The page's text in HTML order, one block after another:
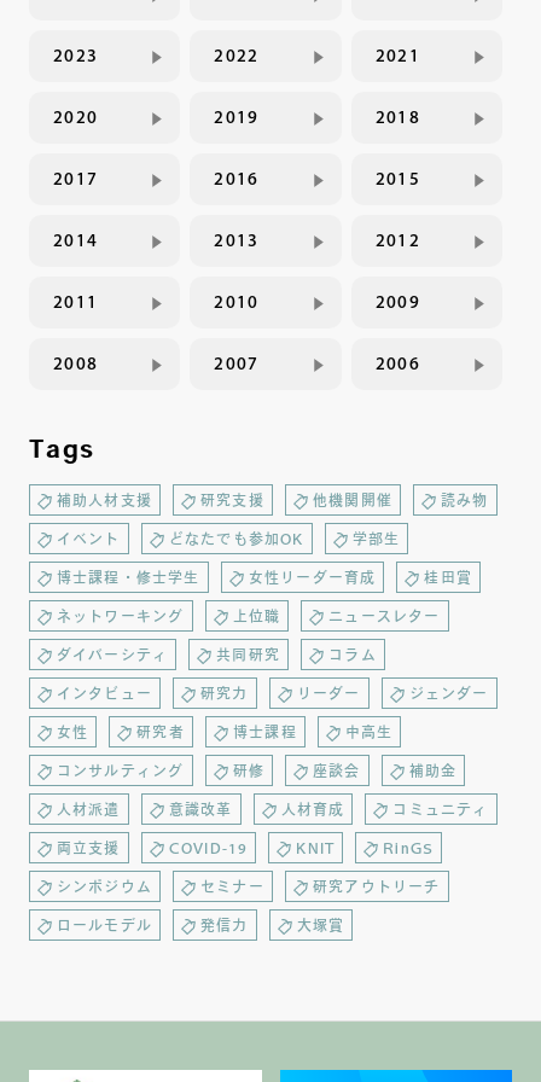
2023 2022 2021
2020 2019 2018
2017 2016 2015
2014 2013 2012
2011 2010 2009
2008 2007 2006
Tags
補助人材支援 研究支援 他機関開催 読み物
イベント どなたでも参加OK 学部生
博士課程・修士学生 女性リーダー育成 桂田賞
ネットワーキング 上位職 ニュースレター
ダイバーシティ 共同研究 コラム
インタビュー 研究力 リーダー ジェンダー
女性 研究者 博士課程 中高生
コンサルティング 研修 座談会 補助金
人材派遣 意識改革 人材育成 コミュニティ
両立支援 COVID-19 KNIT RinGS
シンポジウム セミナー 研究アウトリーチ
ロールモデル 発信力 大塚賞